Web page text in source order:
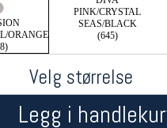
ORANGE
PINK/CRYSTAL
SEAS/BLACK
(645)
Velg størrelse
Legg i
oss
butikk
11-18